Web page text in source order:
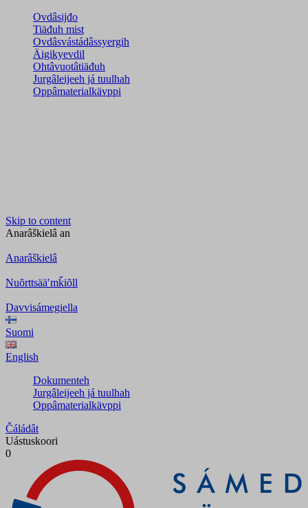
Ovdâsijđo
Tiäđuh mist
Ovdâsvástádâssyergih
Äigikyevdil
Ohtâvuotâtiäđuh
Jurgâleijeeh já tuulhah
Oppâmaterialkävppi
Skip to content
Anarâškielâ an
Anarâškielâ
Nuõrttsääʹmǩiõll
Davvisámegiella
Suomi
English
Dokumenteh
Jurgâleijeeh já tuulhah
Oppâmaterialkävppi
Čáládât
Uástuskoori
0